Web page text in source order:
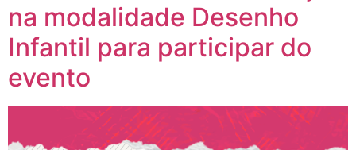
na modalidade Desenho
Infantil para participar do
evento